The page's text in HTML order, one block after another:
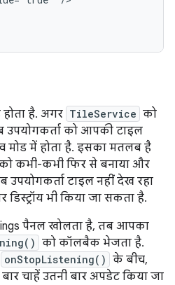
होता है. अगर TileService को
उपयोगकर्ता को आपकी टाइल
मोड में होता है. इसका मतलब है
कभी-कभी फिर से बनाया और
टाइल नहीं देख रहा
भी किया जा सकता है.
पैनल खोलता है, तब आपका
को कॉलबैक भेजता है.
onStopListening() के बीच,
चाहें उतनी बार अपडेट किया जा